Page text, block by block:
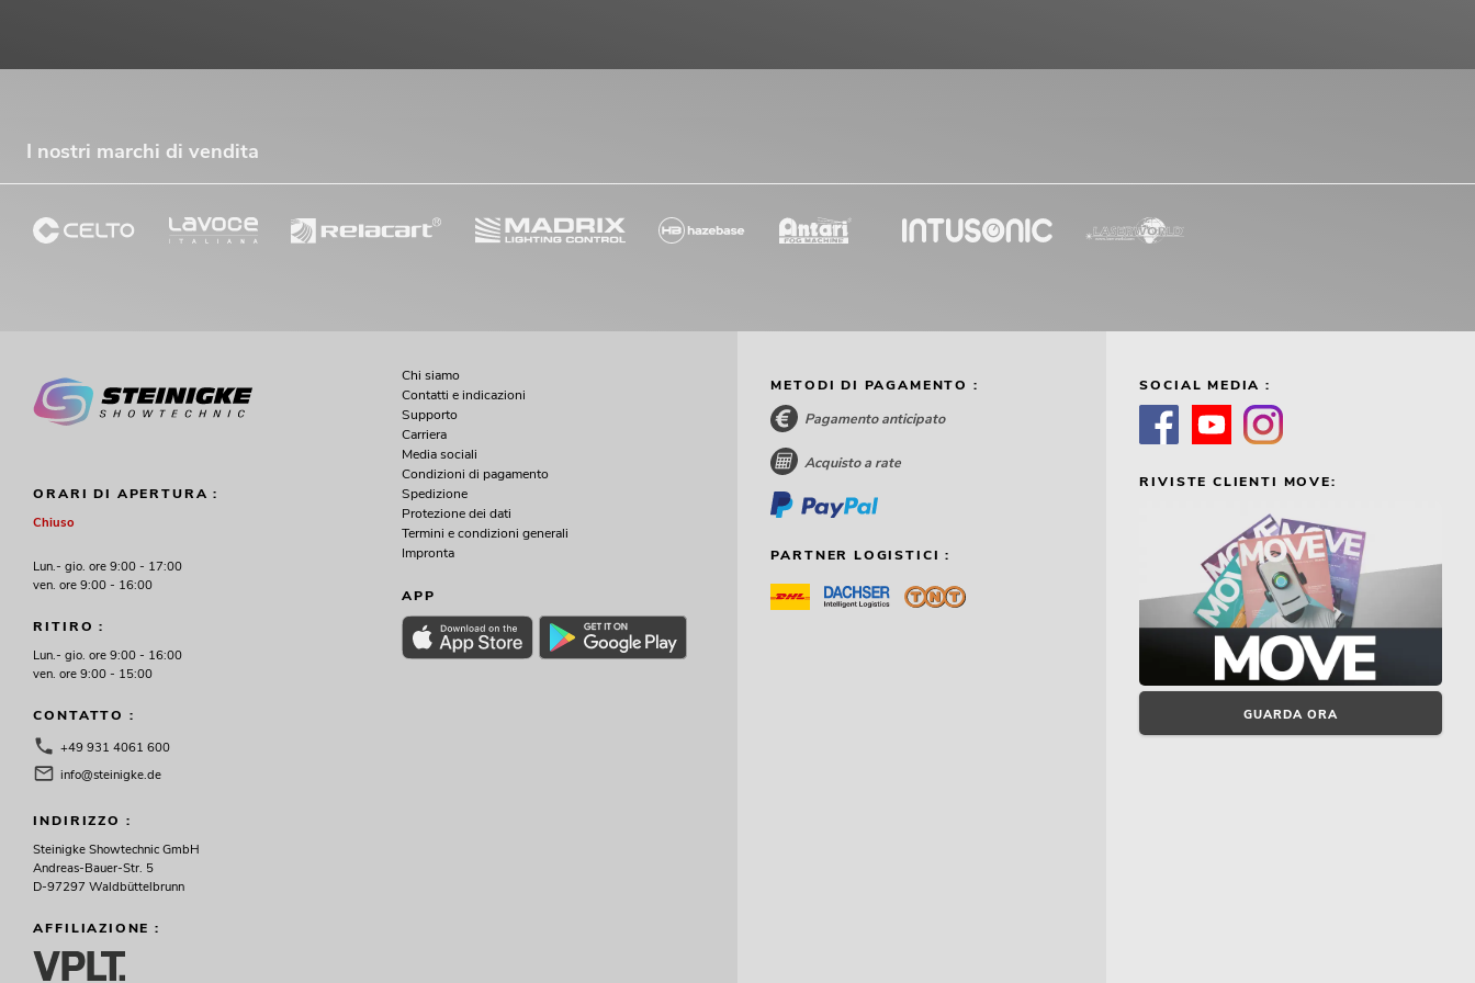
No. 20000458 Articolo non disponibile
OMNITRONIC PAS MK3 Performer Set
OMNITRONIC MA-120P Amplificatore
No. 80709622
La giacenza è di circa 12 sett.
269,00
I nostri marchi di vendita
ORARI DI APERTURA :
Chiuso
Lun.- gio. ore 9:00 - 17:00
ven. ore 9:00 - 16:00
RITIRO :
Lun.- gio. ore 9:00 - 16:00
ven. ore 9:00 - 15:00
CONTATTO :
+49 931 4061 600
info@steinigke.de
INDIRIZZO :
Steinigke Showtechnic GmbH
Andreas-Bauer-Str. 5
D-97297 Waldbüttelbrunn
AFFILIAZIONE :
Chi siamo
Contatti e indicazioni
Supporto
Carriera
Media sociali
Condizioni di pagamento
Spedizione
Protezione dei dati
Termini e condizioni generali
Impronta
APP
METODI DI PAGAMENTO :
Pagamento anticipato
Acquisto a rate
PARTNER LOGISTICI :
SOCIAL MEDIA :
RIVISTE CLIENTI MOVE:
GUARDA ORA